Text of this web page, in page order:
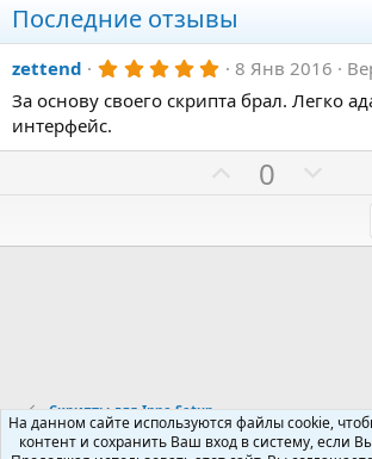
Последние отзывы
zettend 5
0
в
8 Янв 2016
За основу своего скрипта брал. Легко
интерфейс.
П
и
ы
й
0
а
ы
й
Скрипты для Inno Setup
На данном сайте используются файлы cookie,
контент и сохранить Ваш вход в систему, если